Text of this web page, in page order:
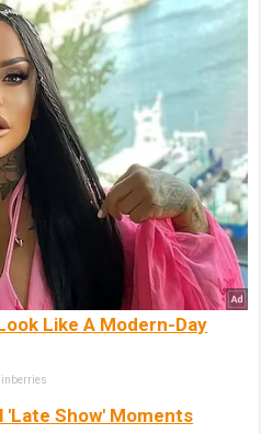
Like A Modern-Day
Show' Moments